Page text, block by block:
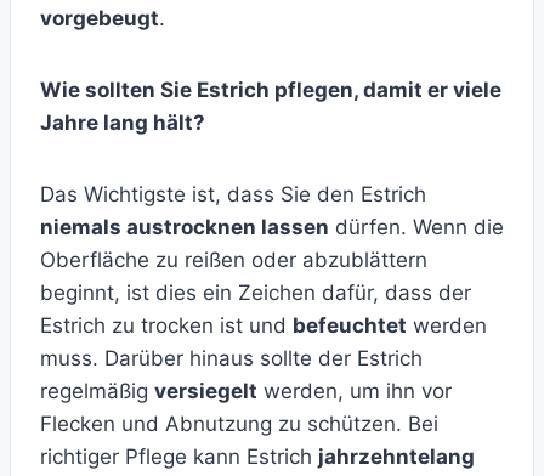
vorgebeugt.
Wie sollten Sie Estrich pflegen, damit er viele
Jahre lang hält?
Das Wichtigste ist, dass Sie den Estrich
niemals austrocknen lassen dürfen. Wenn die
Oberfläche zu reißen oder abzublättern
beginnt, ist dies ein Zeichen dafür, dass der
Estrich zu trocken ist und befeuchtet werden
muss. Darüber hinaus sollte der Estrich
regelmäßig versiegelt werden, um ihn vor
Flecken und Abnutzung zu schützen. Bei
richtiger Pflege kann Estrich jahrzehntelang